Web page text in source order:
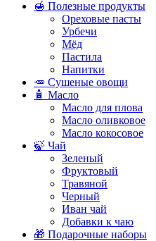
🍯 Полезные продукты
Ореховые пасты
Урбечи
Мёд
Пастила
Напитки
🥕 Сушеные овощи
🧴 Масло
Масло для плова
Масло оливковое
Масло кокосовое
🍃 Чай
Зеленый
Фруктовый
Травяной
Черный
Иван чай
Добавки к чаю
🎁 Подарочные наборы